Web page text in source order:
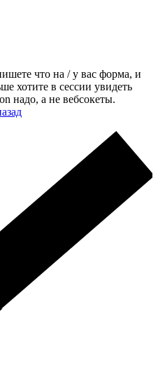
что на / у вас форма, и
хотите в сессии увидеть
надо, а не вебсокеты.